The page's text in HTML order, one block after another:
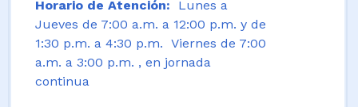
Horario de Atención: Lunes a
Jueves de 7:00 a.m. a 12:00 p.m. y de
1:30 p.m. a 4:30 p.m. Viernes de 7:00
a.m. a 3:00 p.m. , en jornada
continua